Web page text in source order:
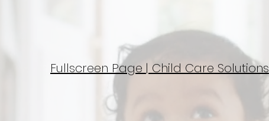
Fullscreen Page | Child Care Solutions